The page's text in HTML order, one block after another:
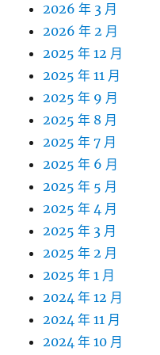
2026 年 3 月
2026 年 2 月
2025 年 12 月
2025 年 11 月
2025 年 9 月
2025 年 8 月
2025 年 7 月
2025 年 6 月
2025 年 5 月
2025 年 4 月
2025 年 3 月
2025 年 2 月
2025 年 1 月
2024 年 12 月
2024 年 11 月
2024 年 10 月